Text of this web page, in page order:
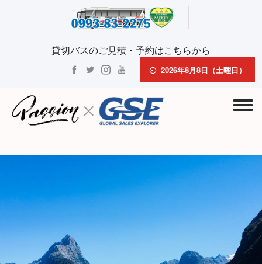
貸切バスのご見積・予約はこちらから
2026年8月8日（土曜日）